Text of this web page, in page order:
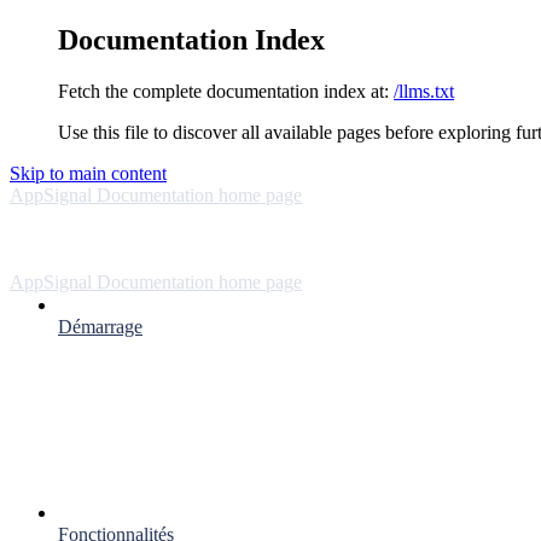
Documentation Index
Fetch the complete documentation index at: /llms.txt
Use this file to discover all available pages before exploring
Skip to main content
AppSignal Documentation home page
AppSignal Documentation home page
Démarrage
Fonctionnalités